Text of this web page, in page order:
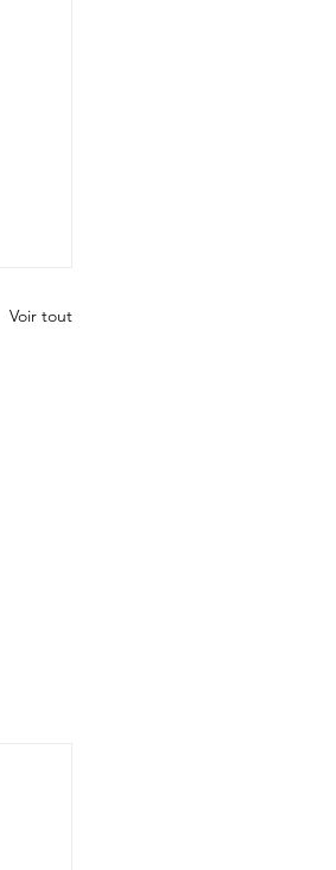
Voir tout